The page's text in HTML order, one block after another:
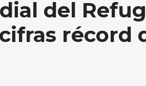
del
récord